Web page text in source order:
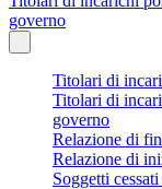
governo
Titolari di
Titolari di
governo
Relazione di
Relazione di
Soggetti